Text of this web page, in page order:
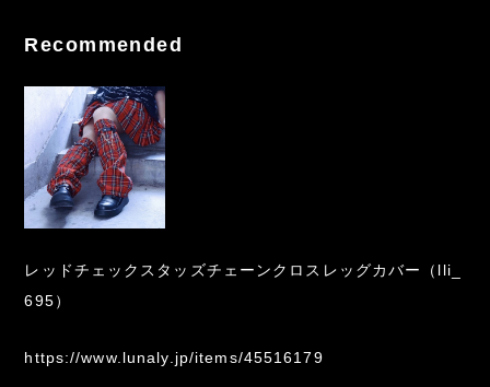
Recommended
レッドチェックスタッズチェーンクロスレッグカバー（lli_
695）
https://www.lunaly.jp/items/45516179